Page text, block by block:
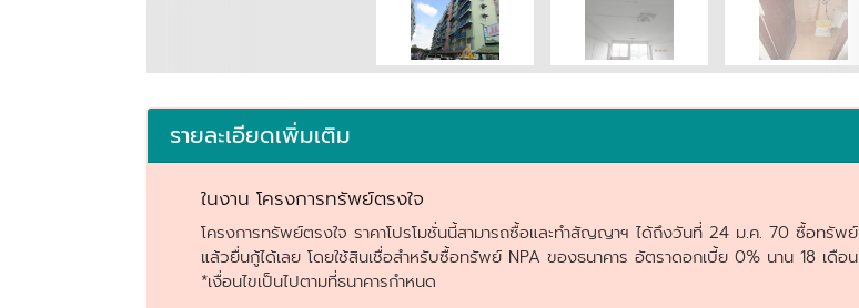
รายละเอียดเพิ่มเติม
ในงาน โครงการทรัพย์ตรงใจ
โครงการทรัพย์ตรงใจ ราคาโปรโมชั่นนี้สามารถซื้อและทำสัญญาฯ ได้ถึงวันที่ 24 ม.ค. 70 ซื้อทรัพย์
แล้วยื่นกู้ได้เลย โดยใช้สินเชื่อสำหรับซื้อทรัพย์ NPA ของธนาคาร อัตราดอกเบี้ย 0% นาน 18 เดือน
*เงื่อนไขเป็นไปตามที่ธนาคารกำหนด